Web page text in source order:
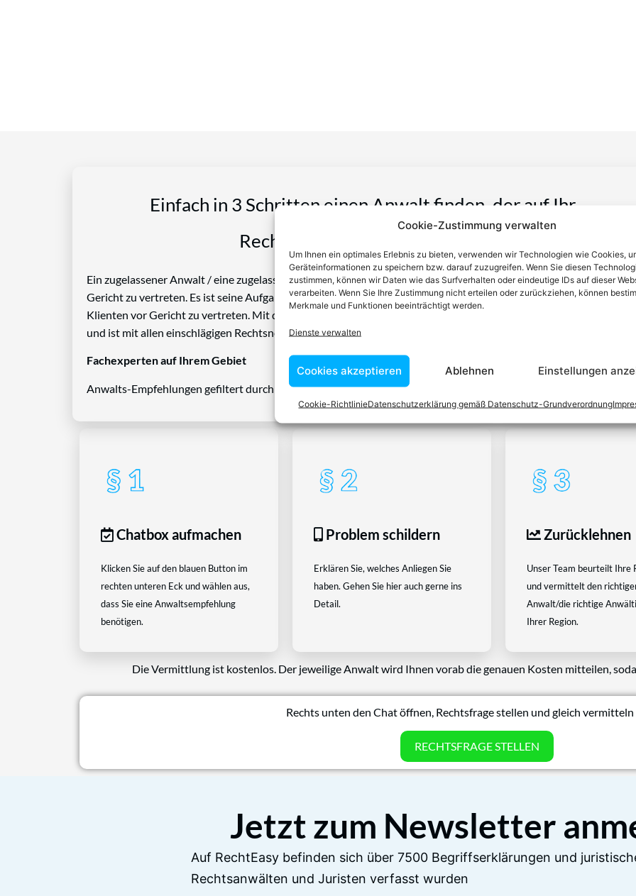
Cookie-Zustimmung verwalten
Um Ihnen ein optimales Erlebnis zu bieten, verwenden wir Technologien wie Cookies,
Geräteinformationen zu speichern bzw. darauf zuzugreifen. Wenn Sie diesen
zustimmen, können wir Daten wie das Surfverhalten oder eindeutige IDs auf dieser
verarbeiten. Wenn Sie Ihre Zustimmung nicht erteilen oder zurückziehen, können
Merkmale und Funktionen beeinträchtigt werden.
Dienste verwalten
Cookies akzeptieren Ablehnen Einstellungen
Cookie-RichtlinieDatenschutzerklärung gemäß Datenschutz-Grundverordnung
Einfach in 3 Schritten einen Anwalt finden, der auf Ihr
Rechtsproblem spezialisiert ist
Ein zugelassener Anwalt / eine zugelassen Anwältin ist dafür da, über Rechtsfragen zu beraten und Klienten vor
Gericht zu vertreten. Es ist seine Aufgabe, Dienstleistungen im Bereich der Rechtsberatung zu erbringen und
Klienten vor Gericht zu vertreten. Mit diesem Wissen kennt er alle relevanten Herausforderungen dieses Systems
und ist mit allen einschlägigen Rechtsnormen vertraut.
Fachexperten auf Ihrem Gebiet
Anwalts-Empfehlungen gefiltert durch das RechtEasy-Team -Best Choice der Anwälte in Österreich
Chatbox aufmachen
Klicken Sie auf den blauen Button im
rechten unteren Eck und wählen aus,
dass Sie eine Anwaltsempfehlung
benötigen.
Problem schildern
Erklären Sie, welches Anliegen Sie
haben. Gehen Sie hier auch gerne ins
Detail.
Zurücklehnen
Unser Team beurteilt Ihre
und vermittelt den
Anwalt/die richtige
Ihrer Region.
Die Vermittlung ist kostenlos. Der jeweilige Anwalt wird Ihnen vorab die genauen Kosten mitteilen,
Rechts unten den Chat öffnen, Rechtsfrage stellen und gleich vermitteln
RECHTSFRAGE STELLEN
Jetzt zum Newsletter
Auf RechtEasy befinden sich über 7500 Begriffserklärungen und
Rechtsanwälten und Juristen verfasst wurden